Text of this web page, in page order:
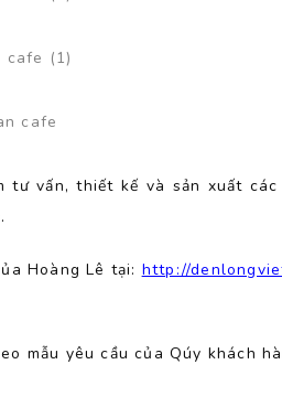
tư vấn, thiết kế và sản xuất
Hoàng Lê tại: http://
mẫu yêu cầu của Qúy khách